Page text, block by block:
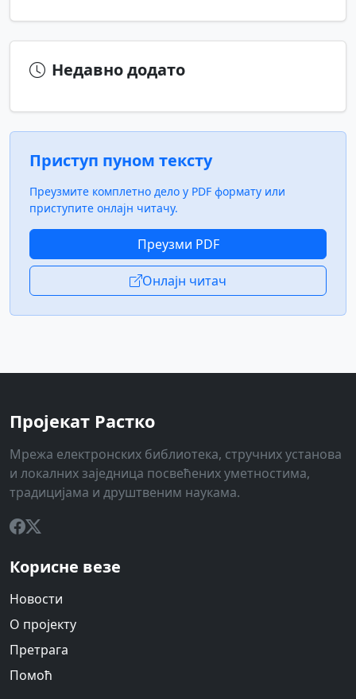
Недавно додато
Приступ пуном тексту
Преузмите комплетно дело у PDF формату или
приступите онлајн читачу.
Преузми PDF
Онлајн читач
Пројекат Растко
Мрежа електронских библиотека, стручних установа
и локалних заједница посвећених уметностима,
традицијама и друштвеним наукама.
Корисне везе
Новости
О пројекту
Претрага
Помоћ